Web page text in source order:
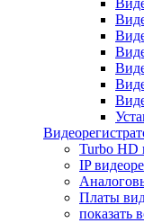
Turbo HD
IP
Платы
показать